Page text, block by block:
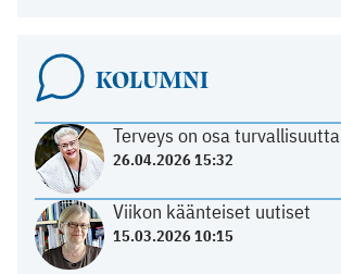
KOLUMNI
Terveys on osa turvallisuutta
26.04.2026 15:32
Viikon käänteiset uutiset
15.03.2026 10:15